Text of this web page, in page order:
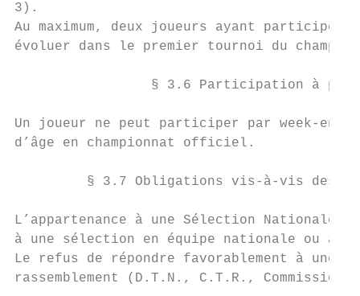
3).
Au maximum, deux joueurs ayant participé
évoluer dans le premier tournoi du
§ 3.6 Participation à
Un joueur ne peut participer par week-end
d’âge en championnat officiel.
§ 3.7 Obligations vis-à-vis des
L’appartenance à une Sélection Nationale
à une sélection en équipe nationale ou à
Le refus de répondre favorablement à une
rassemblement (D.T.N., C.T.R., Commission